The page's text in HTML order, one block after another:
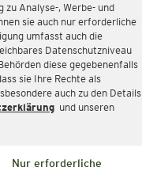
Analyse-, Werbe- und
sie auch nur erforderliche
umfasst auch die
Datenschutzniveau
diese gegebenenfalls
sie Ihre Rechte als
auch zu den Details
und unseren
Nur erforderliche